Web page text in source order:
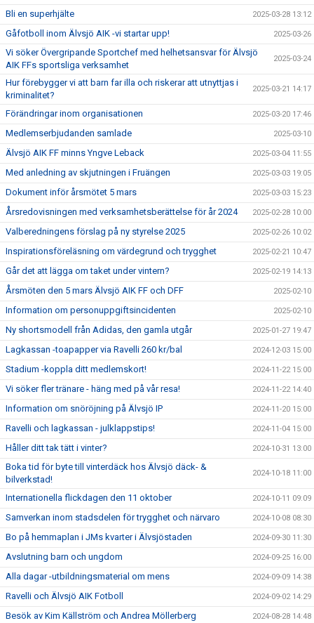
Bli en superhjälte 2025-03-28 13:12
Gåfotboll inom Älvsjö AIK -vi startar upp! 2025-03-26
Vi söker Övergripande Sportchef med helhetsansvar för Älvsjö
AIK FFs sportsliga verksamhet
2025-03-24
Hur förebygger vi att barn far illa och riskerar att utnyttjas i
kriminalitet?
2025-03-21 14:17
Förändringar inom organisationen 2025-03-20 17:46
Medlemserbjudanden samlade 2025-03-10
Älvsjö AIK FF minns Yngve Leback 2025-03-04 11:55
Med anledning av skjutningen i Fruängen 2025-03-03 19:05
Dokument inför årsmötet 5 mars 2025-03-03 15:23
Årsredovisningen med verksamhetsberättelse för år 2024 2025-02-28 10:00
Valberedningens förslag på ny styrelse 2025 2025-02-26 10:02
Inspirationsföreläsning om värdegrund och trygghet 2025-02-21 10:47
Går det att lägga om taket under vintern? 2025-02-19 14:13
Årsmöten den 5 mars Älvsjö AIK FF och DFF 2025-02-10
Information om personuppgiftsincidenten 2025-02-10
Ny shortsmodell från Adidas, den gamla utgår 2025-01-27 19:47
Lagkassan -toapapper via Ravelli 260 kr/bal 2024-12-03 15:00
Stadium -koppla ditt medlemskort! 2024-11-22 15:00
Vi söker fler tränare - häng med på vår resa! 2024-11-22 14:40
Information om snöröjning på Älvsjö IP 2024-11-20 15:00
Ravelli och lagkassan - julklappstips! 2024-11-04 15:00
Håller ditt tak tätt i vinter? 2024-10-31 13:00
Boka tid för byte till vinterdäck hos Älvsjö däck- &
bilverkstad!
2024-10-18 11:00
Internationella flickdagen den 11 oktober 2024-10-11 09:09
Samverkan inom stadsdelen för trygghet och närvaro 2024-10-08 08:30
Bo på hemmaplan i JMs kvarter i Älvsjöstaden 2024-09-30 11:30
Avslutning barn och ungdom 2024-09-25 16:00
Alla dagar -utbildningsmaterial om mens 2024-09-09 14:38
Ravelli och Älvsjö AIK Fotboll 2024-09-02 14:29
Besök av Kim Källström och Andrea Möllerberg 2024-08-28 14:48